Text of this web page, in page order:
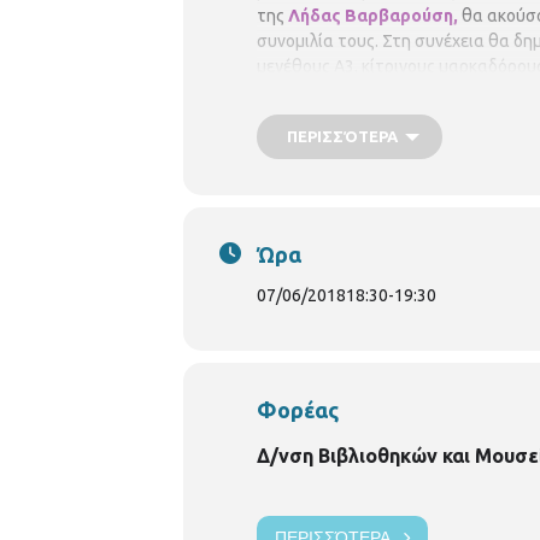
της Λήδας Βαρβαρούση, θα
συνομιλία τους. Στη συνέχεια θα
μεγέθους Α3, κίτρινους
υπάρξει λίστα αναμονής σε
Δηλώσεις συμμετοχής:
ΠΕΡΙΣΣΌΤΕΡΑ
Ώρα
07/06/201818:30-19:30
Φορέας
Δ/νση Βιβλιοθηκών και